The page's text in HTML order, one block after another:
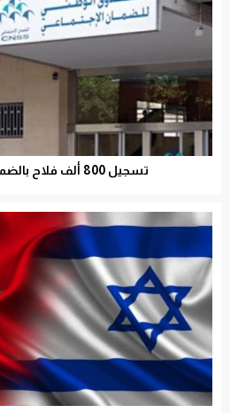
تسجيل 800 ألف فلاح بالضمان الاجتماعي